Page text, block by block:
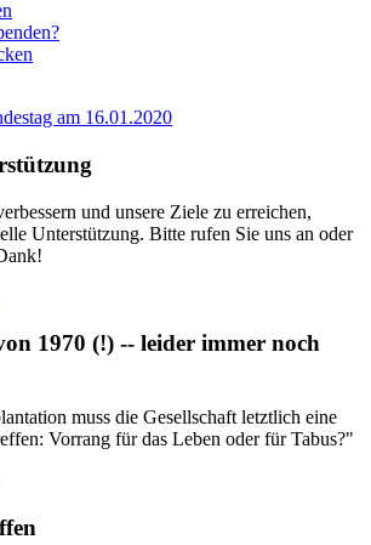
am 16.01.2020
und unsere Ziele zu erreichen,
Unterstützung. Bitte rufen Sie uns an oder
1970 (!) -- leider immer noch
muss die Gesellschaft letztlich eine
Vorrang für das Leben oder für Tabus?"